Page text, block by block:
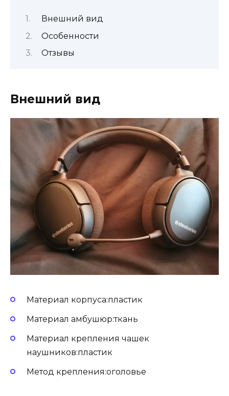
Внешний вид
Особенности
Отзывы
Внешний вид
Материал корпуса:пластик
Материал амбушюр:ткань
Материал крепления чашек
наушников:пластик
Метод крепления:оголовье